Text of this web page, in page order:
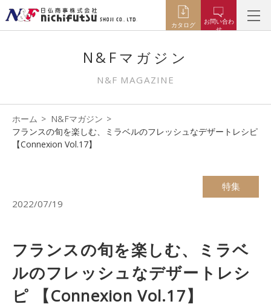
カタログ
お問い合わ
せ
N&Fマガジン
N&F MAGAZINE
ホーム
N&Fマガジン
フランスの旬を楽しむ、ミラベルのフレッシュなデザートレシピ
【Connexion Vol.17】
特集
2022/07/19
フランスの旬を楽しむ、ミラベ
ルのフレッシュなデザートレシ
ピ 【Connexion Vol.17】